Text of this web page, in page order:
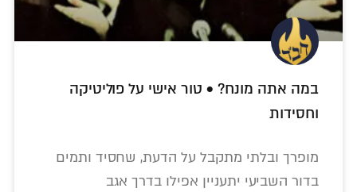
במה אתה מונח? • טור אישי על פוליטיקה
וחסידות
מופרך ובלתי מתקבל על הדעת, שחסיד ותמים
בדור השביעי יתעניין אפילו בדרך אגב